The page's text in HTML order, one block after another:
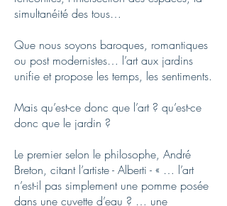
simultanéité des tous…
Que nous soyons baroques, romantiques
ou post modernistes… l’art aux jardins
unifie et propose les temps, les sentiments.
Mais qu’est-ce donc que l’art ? qu’est-ce
donc que le jardin ?
Le premier selon le philosophe, André
Breton, citant l’artiste - Alberti - « … l’art
n’est-il pas simplement une pomme posée
dans une cuvette d’eau ? … une